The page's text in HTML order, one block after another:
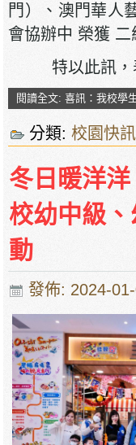
門）、澳門華人
會協辦中 榮獲 二
特以此訊，表
閱讀全文: 喜訊：我校學
分類:校園快訊
冬日暖洋
校幼中級
動
發佈: 2024-